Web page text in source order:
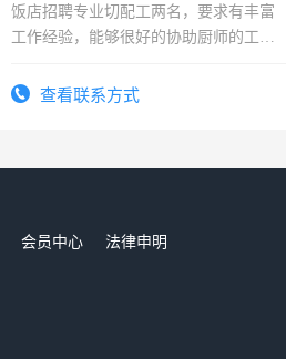
饭店招聘专业切配工两名，要求有丰富
工作经验，能够很好的协助厨师的工
4500。查看联系方式
会员中心
法律申明